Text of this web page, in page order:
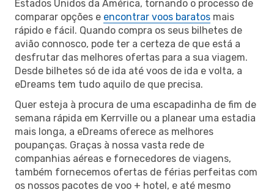
Estados Unidos da América, tornando o processo de
comparar opções e encontrar voos baratos mais
rápido e fácil. Quando compra os seus bilhetes de
avião connosco, pode ter a certeza de que está a
desfrutar das melhores ofertas para a sua viagem.
Desde bilhetes só de ida até voos de ida e volta, a
eDreams tem tudo aquilo de que precisa.
Quer esteja à procura de uma escapadinha de fim de
semana rápida em Kerrville ou a planear uma estadia
mais longa, a eDreams oferece as melhores
poupanças. Graças à nossa vasta rede de
companhias aéreas e fornecedores de viagens,
também fornecemos ofertas de férias perfeitas com
os nossos pacotes de voo + hotel, e até mesmo